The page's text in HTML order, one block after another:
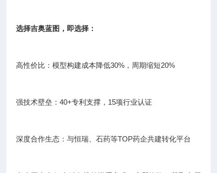
选择吉奥蓝图，即选择：
高性价比：模型构建成本降低30%，周期缩短20%
强技术壁垒：40+专利支撑，15项行业认证
深度合作生态：与恒瑞、石药等TOP药企共建转化平台